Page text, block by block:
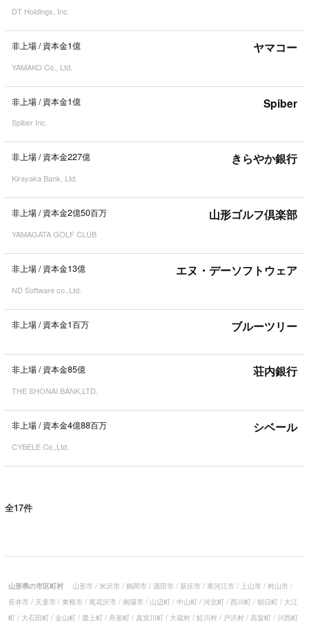
DT Holdings, Inc.
ヤマコー
非上場/資本金1億
YAMAKO Co., Ltd.
Spiber
非上場/資本金1億
Spiber Inc.
きらやか銀行
非上場/資本金227億
Kirayaka Bank, Ltd.
山形ゴルフ倶楽部
非上場/資本金2億50百万
YAMAGATA GOLF CLUB
エヌ・デーソフトウェア
非上場/資本金13億
ND Software co.,Ltd.
ブルーツリー
非上場/資本金1百万
荘内銀行
非上場/資本金85億
THE SHONAI BANK,LTD.
シベール
非上場/資本金4億88百万
CYBELE Co.,Ltd.
全17件
山形県の市区町村 山形市 / 米沢市 / 鶴岡市 / 酒田市 / 新庄市 / 寒河江市 / 上山市 / 村山市 /
長井市 / 天童市 / 東根市 / 尾花沢市 / 南陽市 / 山辺町 / 中山町 / 河北町 / 西川町 / 朝日町 / 大江
町 / 大石田町 / 金山町 / 最上町 / 舟形町 / 真室川町 / 大蔵村 / 鮭川村 / 戸沢村 / 高畠町 / 川西町